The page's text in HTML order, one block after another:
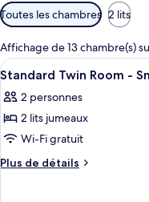
Filtres
disponibles
pour
les
chambres
Toutes les chambres 2 lits
Affichage de 13 chambre(s)
Afficher
toutes
les
photos
pour
ce
17
Standard Twin Room -
2 personnes
2 lits jumeaux
Wi-Fi gratuit
Plus de détails
Plus